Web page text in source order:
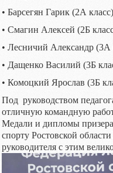
• Барсегян Гарик (2А класс)
• Смагин Алексей (2Б
• Лесничий Александр (3А
• Дащенко Василий (3Б
• Комоцкий Ярослав (3Б
Под руководством
отличную командную
Медали и дипломы
спорту Ростовской
руководителя с этим